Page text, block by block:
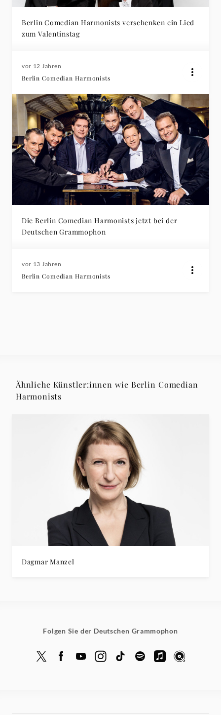
Berlin Comedian Harmonists verschenken ein Lied
zum Valentinstag
vor 12 Jahren
Berlin Comedian Harmonists
Die Berlin Comedian Harmonists jetzt bei der
Deutschen Grammophon
vor 13 Jahren
Berlin Comedian Harmonists
Ähnliche Künstler:innen wie Berlin Comedian
Harmonists
Dagmar Manzel
Folgen Sie der Deutschen Grammophon